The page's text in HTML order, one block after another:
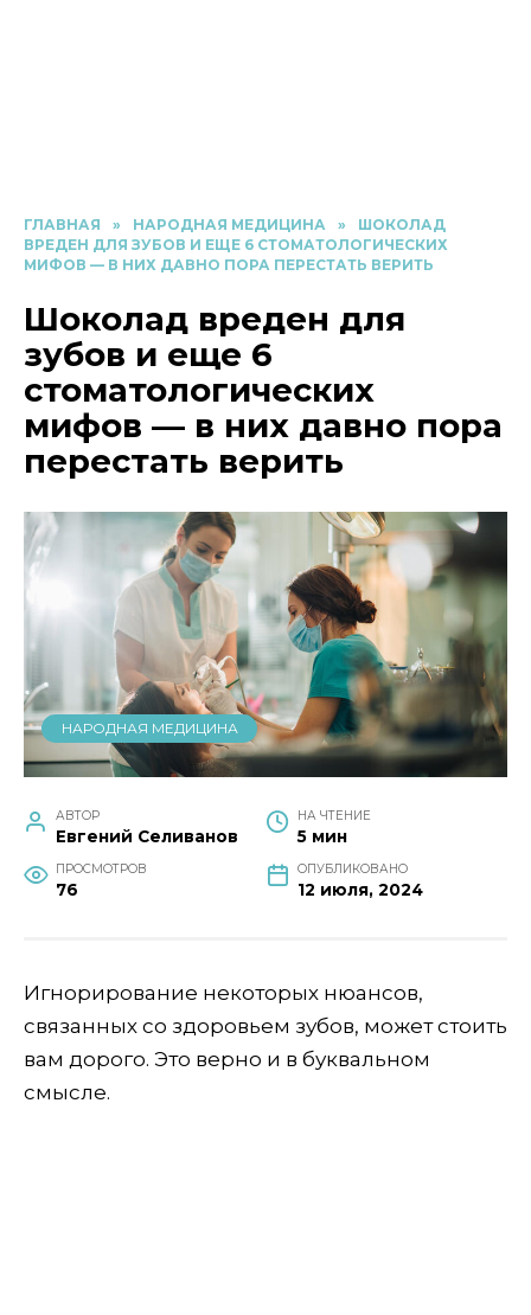
ГЛАВНАЯ » НАРОДНАЯ МЕДИЦИНА »
ШОКОЛАД
ВРЕДЕН ДЛЯ ЗУБОВ И ЕЩЕ 6 СТОМАТОЛОГИЧЕСКИХ
МИФОВ — В НИХ ДАВНО ПОРА ПЕРЕСТАТЬ ВЕРИТЬ
Шоколад вреден для
зубов и еще 6
стоматологических
мифов — в них давно пора
перестать верить
НАРОДНАЯ МЕДИЦИНА
АВТОР
Евгений Селиванов
НА ЧТЕНИЕ
5 мин
ПРОСМОТРОВ
76
ОПУБЛИКОВАНО
12 июля, 2024
Игнорирование некоторых нюансов,
связанных со здоровьем зубов, может стоить
вам дорого. Это верно и в буквальном
смысле.